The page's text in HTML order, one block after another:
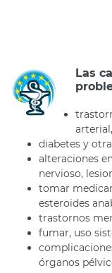
Las
diabetes y
alteraciones
nervioso,
tomar
esteroides
trastornos
fumar, uso
órganos